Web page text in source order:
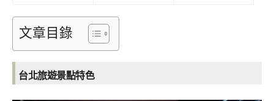
文章目錄
台北旅遊景點特色